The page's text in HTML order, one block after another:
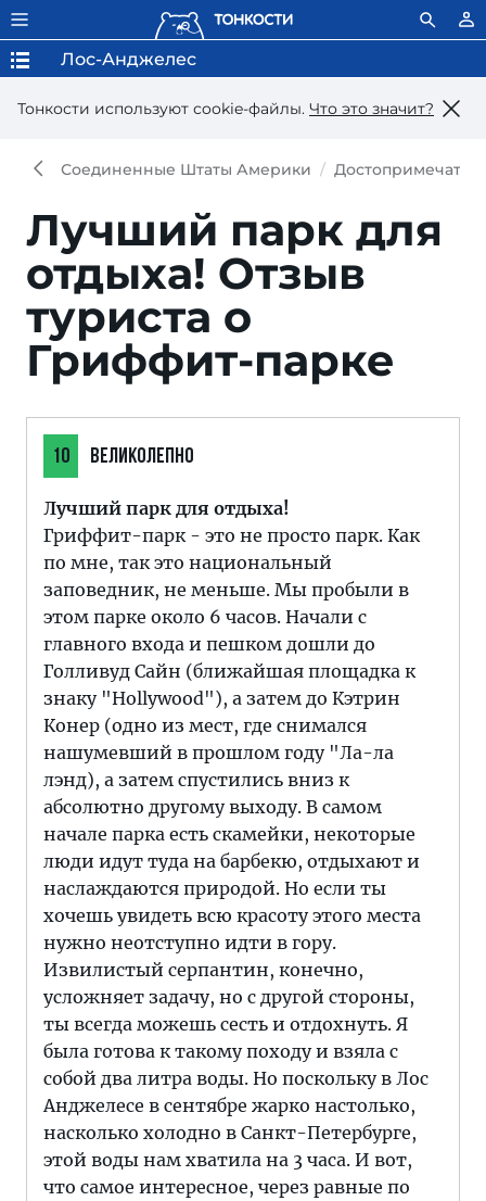
Тонкости используют сookie-файлы. Что это значит?
Лос-Анджелес
Соединенные Штаты Америки
Лучший парк для
отдыха! Отзыв
туриста о
Гриффит-парке
10 ВЕЛИКОЛЕПНО
Лучший парк для отдыха!
Гриффит-парк - это не просто парк. Как
по мне, так это национальный
заповедник, не меньше. Мы пробыли в
этом парке около 6 часов. Начали с
главного входа и пешком дошли до
Голливуд Сайн (ближайшая площадка к
знаку "Hollywood"), а затем до Кэтрин
Конер (одно из мест, где снимался
нашумевший в прошлом году "Ла-ла
лэнд), а затем спустились вниз к
абсолютно другому выходу. В самом
начале парка есть скамейки, некоторые
люди идут туда на барбекю, отдыхают и
наслаждаются природой. Но если ты
хочешь увидеть всю красоту этого места
нужно неотступно идти в гору.
Извилистый серпантин, конечно,
усложняет задачу, но с другой стороны,
ты всегда можешь сесть и отдохнуть. Я
была готова к такому походу и взяла с
собой два литра воды. Но поскольку в Лос
Анджелесе в сентябре жарко настолько,
насколько холодно в Санкт-Петербурге,
этой воды нам хватила на 3 часа. И вот,
что самое интересное, через равные по